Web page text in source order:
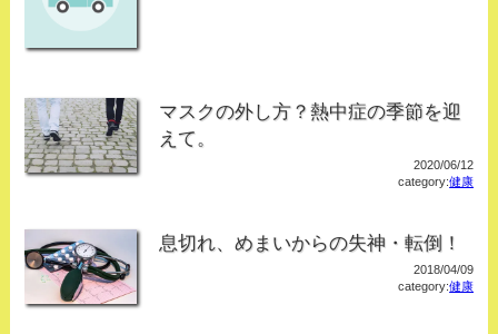
マスクの外し方？熱中症の季節を迎
えて。
2020/06/12
category:健康
息切れ、めまいからの失神・転倒！
2018/04/09
category:健康